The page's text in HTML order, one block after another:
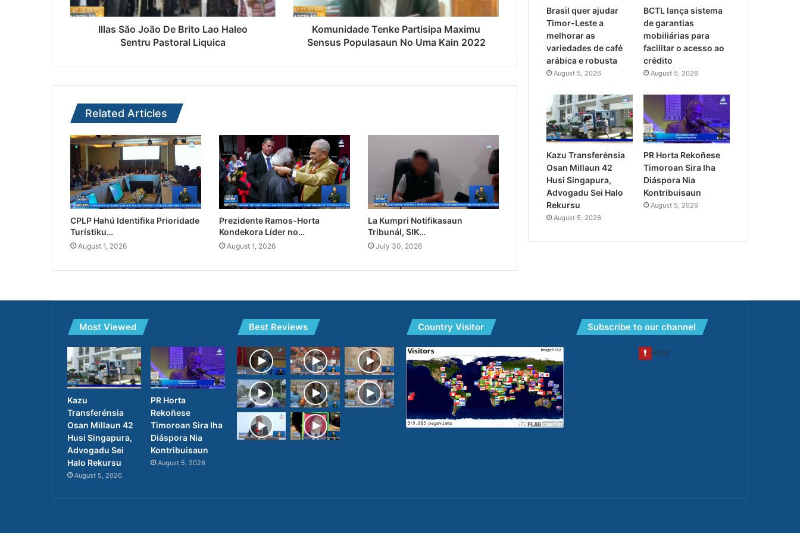
Illas São João De Brito Lao Haleo
Sentru Pastoral Liquica
Komunidade Tenke Partisipa Maximu
Sensus Populasaun No Uma Kain 2022
Related Articles
CPLP Hahú Identifika Prioridade
Turístiku…
August 1, 2026
Prezidente Ramos-Horta
Kondekora Líder no…
August 1, 2026
La Kumpri Notifikasaun
Tribunál, SIK…
July 30, 2026
Brasil quer ajudar
Timor-Leste a
melhorar as
variedades de café
arábica e robusta
August 5, 2026
BCTL lança sistema
de garantias
mobiliárias para
facilitar o acesso ao
crédito
August 5, 2026
Kazu Transferénsia
Osan Millaun 42
Husi Singapura,
Advogadu Sei Halo
Rekursu
August 5, 2026
PR Horta Rekoñese
Timoroan Sira Iha
Diáspora Nia
Kontribuisaun
August 5, 2026
Most Viewed
Kazu
Transferénsia
Osan Millaun 42
Husi Singapura,
Advogadu Sei
Halo Rekursu
August 5, 2026
PR Horta
Rekoñese
Timoroan Sira Iha
Diáspora Nia
Kontribuisaun
August 5, 2026
Best Reviews Country Visitor Subscribe to our channel